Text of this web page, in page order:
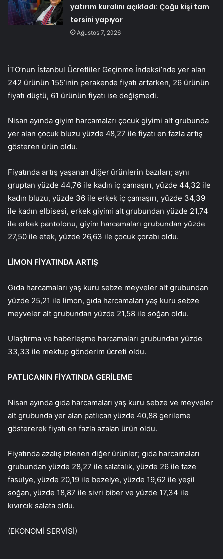
yatırım kuralını açıkladı: Çoğu kişi tam
tersini yapıyor
Ağustos 7, 2026
İTO’nun İstanbul Ücretliler Geçinme İndeksi’nde yer alan
242 ürünün 155’inin perakende fiyatı artarken, 26 ürünün
fiyatı düştü, 61 ürünün fiyatı ise değişmedi.
Nisan ayında giyim harcamaları çocuk giyimi alt grubunda
yer alan çocuk bluzu yüzde 48,27 ile fiyatı en fazla artış
gösteren ürün oldu.
Fiyatında artış yaşanan diğer ürünlerin bazıları; aynı
gruptan yüzde 44,76 ile kadın iç çamaşırı, yüzde 44,32 ile
kadın bluzu, yüzde 36 ile erkek iç çamaşırı, yüzde 34,39
ile kadın elbisesi, erkek giyimi alt grubundan yüzde 21,74
ile erkek pantolonu, giyim harcamaları grubundan yüzde
27,50 ile etek, yüzde 26,63 ile çocuk çorabı oldu.
LİMON FİYATINDA ARTIŞ
Gıda harcamaları yaş kuru sebze meyveler alt grubundan
yüzde 25,21 ile limon, gıda harcamaları yaş kuru sebze
meyveler alt grubundan yüzde 21,58 ile soğan oldu.
Ulaştırma ve haberleşme harcamaları grubundan yüzde
33,33 ile mektup gönderim ücreti oldu.
PATLICANIN FİYATINDA GERİLEME
Nisan ayında gıda harcamaları yaş kuru sebze ve meyveler
alt grubunda yer alan patlıcan yüzde 40,88 gerileme
göstererek fiyatı en fazla azalan ürün oldu.
Fiyatında azalış izlenen diğer ürünler; gıda harcamaları
grubundan yüzde 28,27 ile salatalık, yüzde 26 ile taze
fasulye, yüzde 20,19 ile bezelye, yüzde 19,62 ile yeşil
soğan, yüzde 18,87 ile sivri biber ve yüzde 17,34 ile
kıvırcık salata oldu.
(EKONOMİ SERVİSİ)